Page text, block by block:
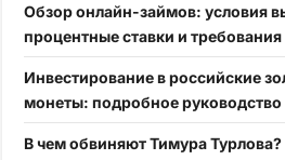
Обзор онлайн-займов: условия
процентные ставки и
Инвестирование в российские
монеты: подробное руководство
В чем обвиняют Тимура Турлова?